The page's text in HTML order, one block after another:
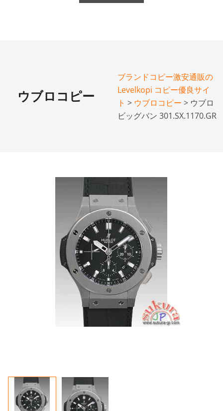
ウブロコピー
ブランドコピー激安通販の
Levelkopi コピー優良サイ
ト > ウブロコピー > ウブロ
ビッグバン 301.SX.1170.GR